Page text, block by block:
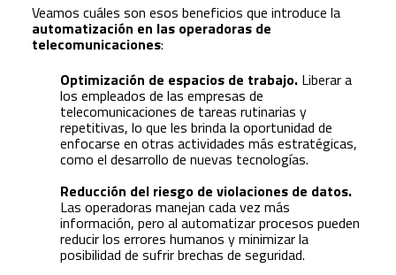
Veamos cuáles son esos beneficios que introduce la
automatización en las operadoras de
telecomunicaciones:
Optimización de espacios de trabajo. Liberar a
los empleados de las empresas de
telecomunicaciones de tareas rutinarias y
repetitivas, lo que les brinda la oportunidad de
enfocarse en otras actividades más estratégicas,
como el desarrollo de nuevas tecnologías.
Reducción del riesgo de violaciones de datos.
Las operadoras manejan cada vez más
información, pero al automatizar procesos pueden
reducir los errores humanos y minimizar la
posibilidad de sufrir brechas de seguridad.